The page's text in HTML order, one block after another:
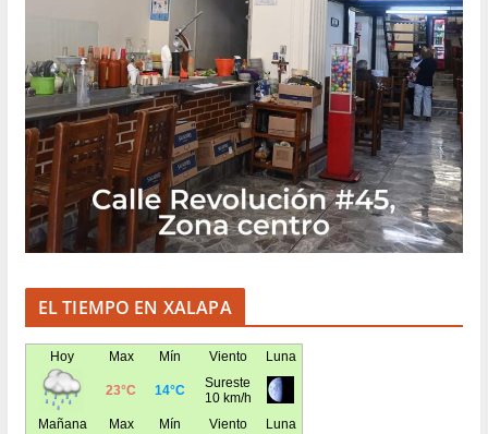
EL TIEMPO EN XALAPA